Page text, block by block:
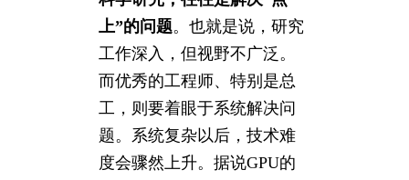
上”的问题。也就是说，研究
工作深入，但视野不广泛。
而优秀的工程师、特别是总
工，则要着眼于系统解决问
题。系统复杂以后，技术难
度会骤然上升。据说GPU的